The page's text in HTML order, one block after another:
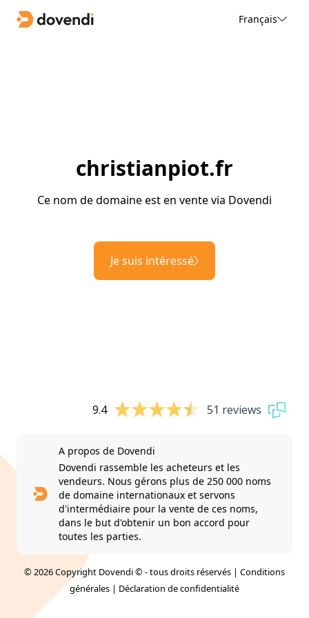
Français
christianpiot.fr
Ce nom de domaine est en vente via Dovendi
Je suis intéressé
9.4 51 reviews
A propos de Dovendi
Dovendi rassemble les acheteurs et les
vendeurs. Nous gérons plus de 250 000 noms
de domaine internationaux et servons
d'intermédiaire pour la vente de ces noms,
dans le but d'obtenir un bon accord pour
toutes les parties.
© 2026 Copyright Dovendi © - tous droits réservés | Conditions
générales | Déclaration de confidentialité